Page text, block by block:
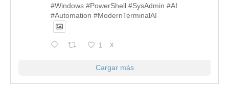
#Windows #PowerShell #SysAdmin #AI
#Automation #ModernTerminalAI
1 X
Cargar más